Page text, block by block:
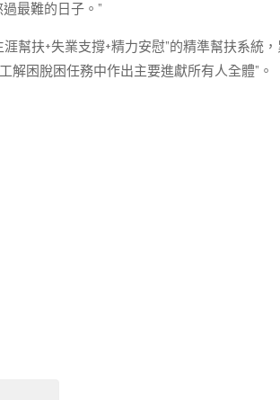
最難的日子。”
幫扶+失業支撐+精力安慰”的精準幫扶系統
解困脫困任務中作出主要進獻所有人全體”。